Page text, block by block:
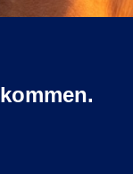
kommen.